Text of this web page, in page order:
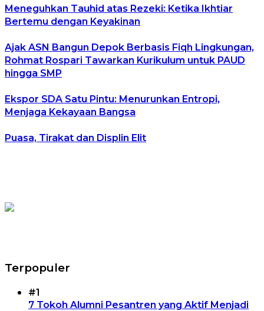
Meneguhkan Tauhid atas Rezeki: Ketika Ikhtiar
Bertemu dengan Keyakinan
Ajak ASN Bangun Depok Berbasis Fiqh Lingkungan,
Rohmat Rospari Tawarkan Kurikulum untuk PAUD
hingga SMP
Ekspor SDA Satu Pintu: Menurunkan Entropi,
Menjaga Kekayaan Bangsa
Puasa, Tirakat dan Displin Elit
Terpopuler
#1
7 Tokoh Alumni Pesantren yang Aktif Menjadi